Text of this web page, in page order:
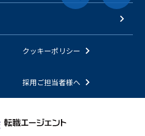
クッキーポリシー
採用ご担当者様へ